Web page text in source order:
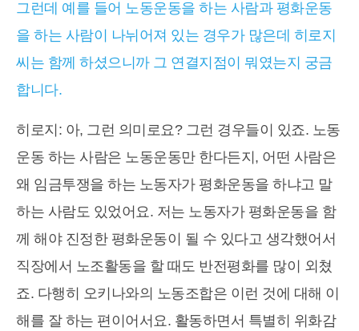
그런데 예를 들어 노동운동을 하는 사람과 평화운동
을 하는 사람이 나뉘어져 있는 경우가 많은데 히로지
씨는 함께 하셨으니까 그 연결지점이 뭐였는지 궁금
합니다.
히로지: 아, 그런 의미로요? 그런 경우들이 있죠. 노동
운동 하는 사람은 노동운동만 한다든지, 어떤 사람은
왜 임금투쟁을 하는 노동자가 평화운동을 하냐고 말
하는 사람도 있었어요. 저는 노동자가 평화운동을 함
께 해야 진정한 평화운동이 될 수 있다고 생각했어서
직장에서 노조활동을 할 때도 반전평화를 많이 외쳤
죠. 다행히 오키나와의 노동조합은 이런 것에 대해 이
해를 잘 하는 편이어서요. 활동하면서 특별히 위화감